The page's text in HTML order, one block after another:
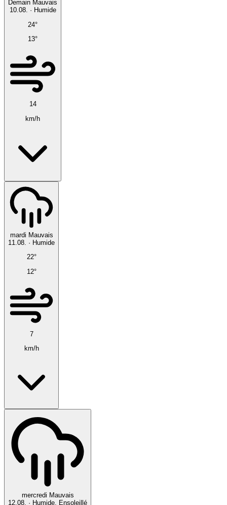
Demain Mauvais
10.08. · Humide
24°
13°
14
km/h
mardi Mauvais
11.08. · Humide
22°
12°
7
km/h
mercredi Mauvais
12.08. · Humide, Ensoleillé